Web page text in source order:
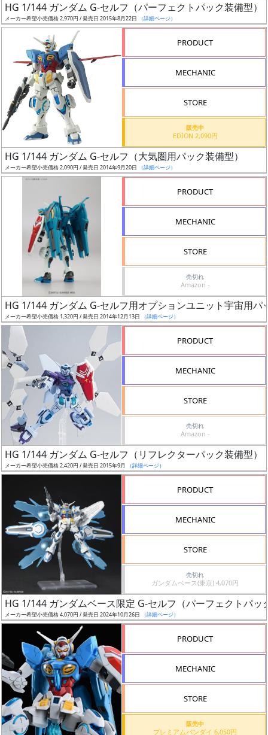
グ
レ
ス
ケ
ー
ル
ー
ズ・
タ
イ
ト
状
況
売
含
抽
選
在
庫
復
活
近
HG 1/144 ガンダム G-セルフ（パーフェクトパック装備型）
メーカー希望小売価格 2,970円 / 発売日 2015年8月22日 （詳細ページ）
PRODUCT
MECHANIC
STORE
販売中
EDION 2,090円
HG 1/144 ガンダム G-セルフ（大気圏用パック装備型）
メーカー希望小売価格 2,090円 / 発売日 2014年9月20日 （詳細ページ）
PRODUCT
MECHANIC
STORE
売切れ
Amazon -
HG 1/144 ガンダム G-セルフ用オプションユニット宇宙用パ
メーカー希望小売価格 1,320円 / 発売日 2014年12月13日 （詳細ページ）
PRODUCT
MECHANIC
STORE
売切れ
Amazon -
HG 1/144 ガンダム G-セルフ（リフレクターパック装備型）
メーカー希望小売価格 2,420円 / 発売日 2015年9月 （詳細ページ）
PRODUCT
MECHANIC
STORE
売切れ
ガンダムベース(東京) 4,070円
HG 1/144 ガンダムベース限定 G-セルフ（パーフェクトパ
メーカー希望小売価格 4,070円 / 発売日 2024年10月26日 （詳細ページ）
PRODUCT
MECHANIC
STORE
販売中
プレミアムバンダイ 6,050円